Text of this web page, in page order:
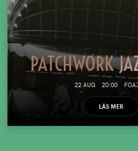
PATCHWORK
22 AUG 20:00
LÄS MER